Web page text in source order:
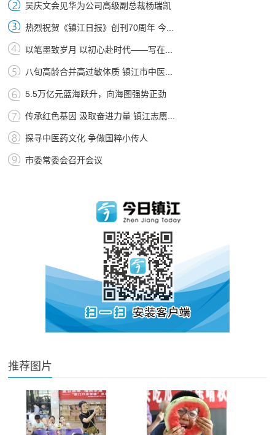
吴庆文会见华为公司高级副总裁杨瑞凯
热烈祝贺《镇江日报》创刊70周年 今...
以笔墨致岁月 以初心赴时代——写在...
八旬高龄合并高过敏体质 镇江市中医...
5.5万亿元蓝海跃升，向海图强势正劲
传承红色基因 汲取奋进力量 镇江志愿...
探寻中医药文化 争做国粹小传人
市委常委会召开会议
推荐图片